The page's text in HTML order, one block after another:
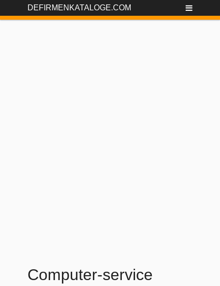
DEFIRMENKATALOGE.COM
Computer-service